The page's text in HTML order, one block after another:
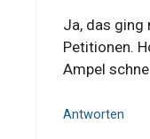
Ja, das
Petitionen.
Ampel
Antworten